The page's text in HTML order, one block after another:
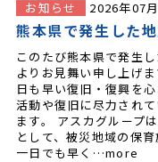
お知らせ 2026年07
熊本県で発生した
このたび熊本県で発生
よりお見舞い申し上げ
日も早い復旧・復興を
活動や復旧に尽力され
ます。 アスカグループ
として、被災地域の保
一日でも早く…more